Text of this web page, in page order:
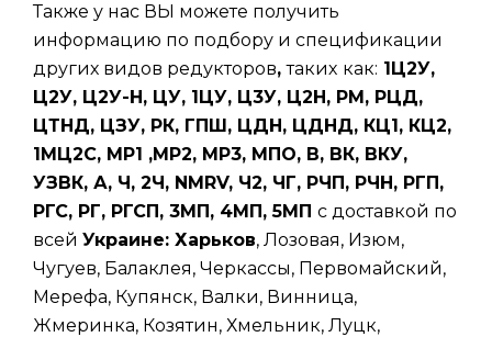
Также у нас ВЫ можете получить
информацию по подбору и спецификации
других видов редукторов,таких как: 1Ц2У,
Ц2У, Ц2У-Н, ЦУ, 1ЦУ, Ц3У, Ц2Н, РМ, РЦД,
ЦТНД, ЦЗУ, РК, ГПШ, ЦДН, ЦДНД, КЦ1, КЦ2,
1МЦ2С, МР1 ,МР2, МР3, МПО, В, ВК, ВКУ,
УЗВК, А, Ч, 2Ч, NMRV, Ч2, ЧГ, РЧП, РЧН, РГП,
РГС, РГ, РГСП, 3МП, 4МП, 5МП с доставкой по
всей Украине: Харьков, Лозовая, Изюм,
Чугуев, Балаклея, Черкассы, Первомайский,
Мерефа, Купянск, Валки, Винница,
Жмеринка, Козятин, Хмельник, Луцк,